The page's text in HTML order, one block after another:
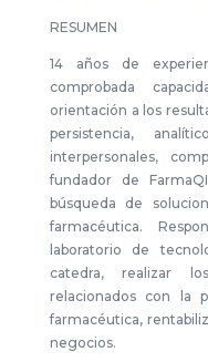
RESUMEN
14 años de
comprobada
orientación a los
persistencia,
interpersonales,
fundador de
búsqueda de
farmacéutica.
laboratorio de
catedra, realizar
relacionados con la
farmacéutica,
negocios.